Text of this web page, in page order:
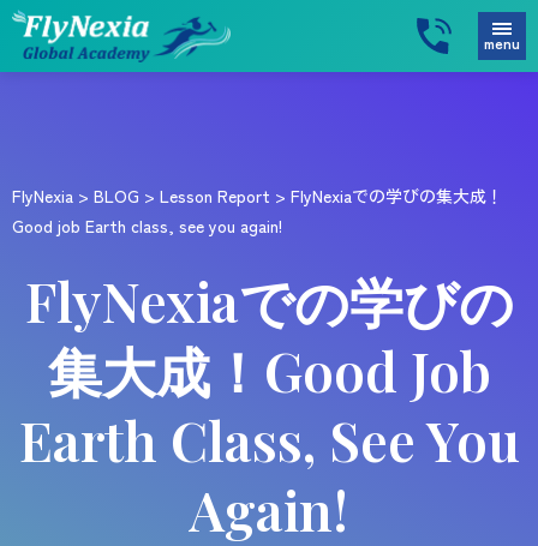
menu
FlyNexia > BLOG > Lesson Report > FlyNexiaでの学びの集大成！
Good job Earth class, see you again!
FlyNexiaでの学びの
集大成！Good Job
Earth Class, See You
Again!